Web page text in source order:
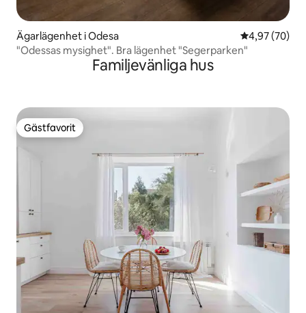
Ägarlägenhet i Odesa 4,97 av 5 i
4,97 (70)
"Odessas mysighet". Bra lägenhet "Segerparken"
Familjevänliga hus
Gästfavorit
Gästfavorit